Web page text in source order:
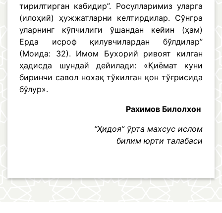
тирилтирган кабидир”. Росулларимиз уларга
(илоҳий) ҳужжатларни келтирдилар. Сўнгра
уларнинг кўпчилиги ўшандан кейин (ҳам)
Ерда исроф қилувчилардан бўлдилар”
(Моида: 32). Имом Бухорий ривоят килган
ҳадисда шундай дейилади: «Қиёмат куни
биринчи савол нохақ тўкилган қон тўғрисида
бўлур».
Рахимов Билолхон
“Ҳидоя” ўрта махсус ислом
билим юрти талабаси